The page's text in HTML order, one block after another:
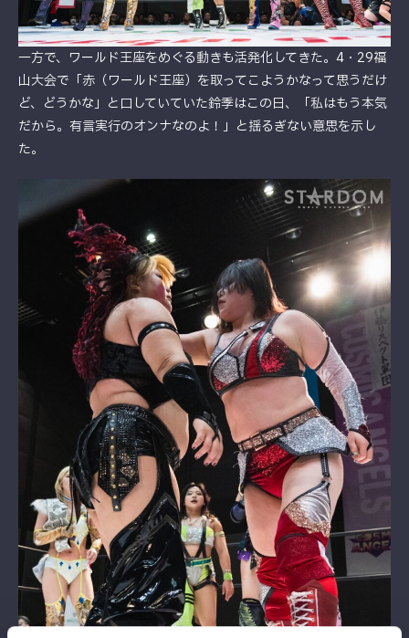
一方で、ワールド王座をめぐる動きも活発化してきた。4・29福
山大会で「赤（ワールド王座）を取ってこようかなって思うだけ
ど、どうかな」と口していていた鈴季はこの日、「私はもう本気
だから。有言実行のオンナなのよ！」と揺るぎない意思を示し
た。